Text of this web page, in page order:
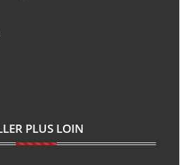
PLUS LOIN